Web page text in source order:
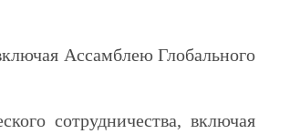
Ассамблею Глобального
сотрудничества, включая